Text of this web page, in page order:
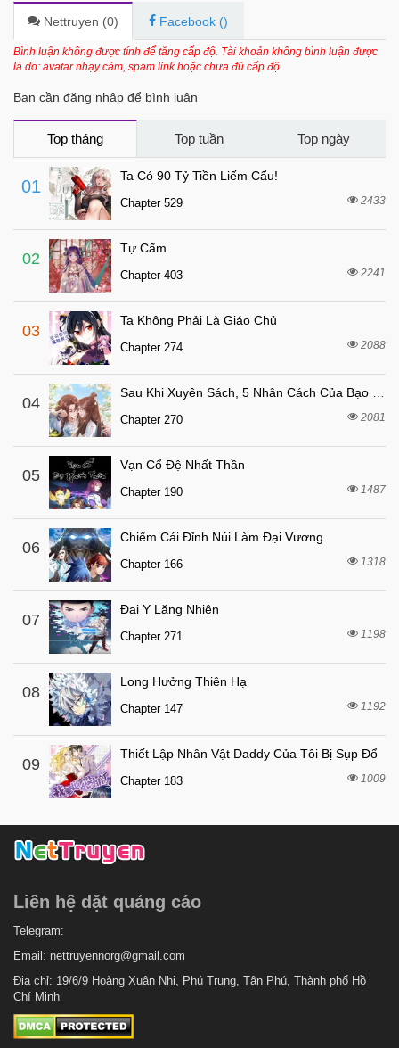
Chapter 8 8 tháng trước
Chapter 7 8 tháng trước
8 tháng trước
Chapter 4 8 tháng trước
Chapter 3
Chapter 2
Chapter 1
Nettruyen (0) Facebook ()
Bình luận không được tính để tăng cấp độ. Tài khoản không bình luận được
là do: avatar nhạy cảm, spam link hoặc chưa đủ cấp độ.
Bạn cần đăng nhập để bình luận
Top tháng Top tuần Top ngày
01
Ta Có 90 Tỷ Tiền Liếm Cẩu!
Chapter 529 2433
02
Tự Cẩm
Chapter 403 2241
03
Ta Không Phải Là Giáo Chủ
Chapter 274 2088
04
Chapter 270 2081
05
Vạn Cổ Đệ Nhất Thần
Chapter 190 1487
06
Chiếm Cái Đỉnh Núi Làm Đại Vương
Chapter 166 1318
07
Đại Y Lăng Nhiên
Chapter 271 1198
08
Long Hưởng Thiên Hạ
Chapter 147 1192
09
Thiết Lập Nhân Vật Daddy Của Tôi Bị Sụp Đổ
Chapter 183 1009
Liên hệ dặt quảng cáo
Telegram:
Email: nettruyennorg@gmail.com
Địa chỉ: 19/6/9 Hoàng Xuân Nhị, Phú Trung, Tân Phú, Thành phố Hồ
Chí Minh